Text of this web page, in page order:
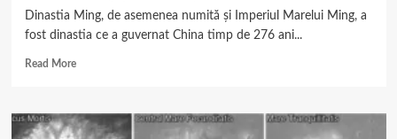
Dinastia Ming, de asemenea numită și Imperiul Marelui Ming, a
fost dinastia ce a guvernat China timp de 276 ani...
Read MoreRead
Dinastin
Ming